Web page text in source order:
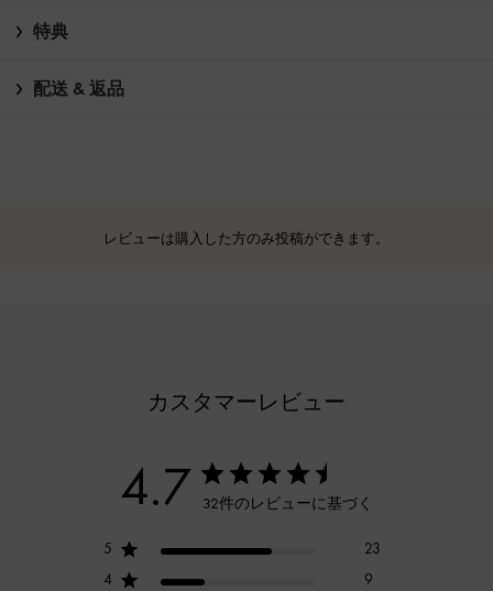
特典
配送 & 返品
レビューは購入した方のみ投稿ができます。
カスタマーレビュー
4.7 32件のレビューに基づく
5
23
4
9